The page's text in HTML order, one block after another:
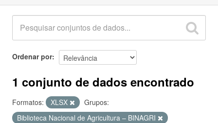
Ordenar por
1 conjunto de dados encontrado
Formatos: XLSX
Grupos:
Biblioteca Nacional de Agricultura – BINAGRI